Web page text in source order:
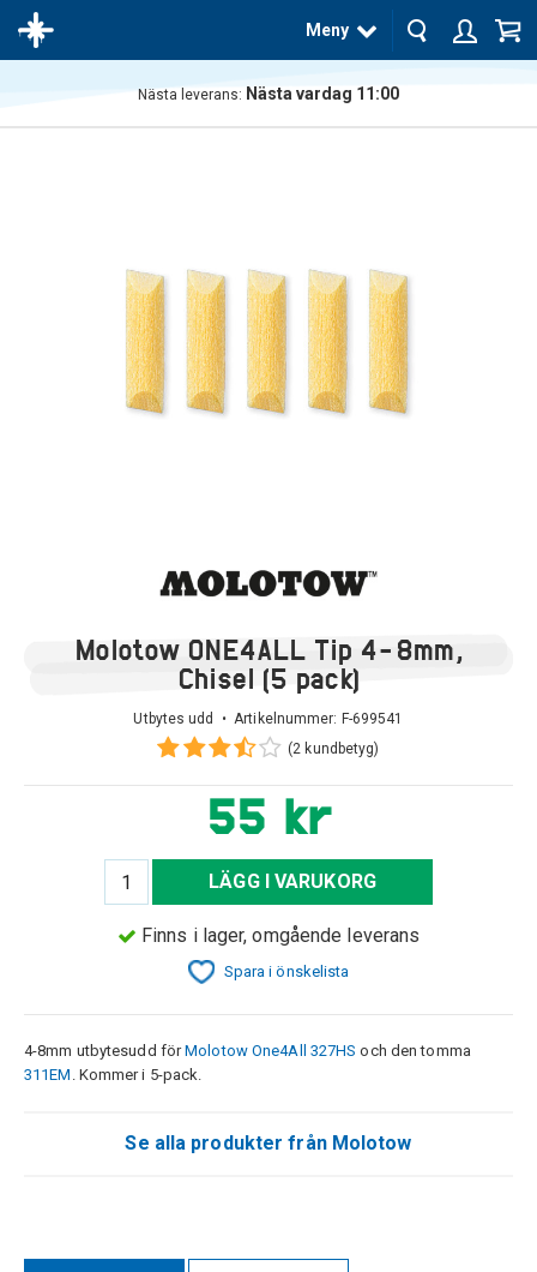
Meny
Nästa leverans: Nästa vardag 11:00
Molotow ONE4ALL Tip 4-8mm,
Chisel (5 pack)
Utbytes udd • Artikelnummer: F-699541
(2 kundbetyg)
55 kr
LÄGG I VARUKORG
Finns i lager, omgående leverans
Spara i önskelista
4-8mm utbytesudd förMolotow One4All 327HS och den tomma
311EM . Kommer i 5-pack.
Se alla produkter från Molotow